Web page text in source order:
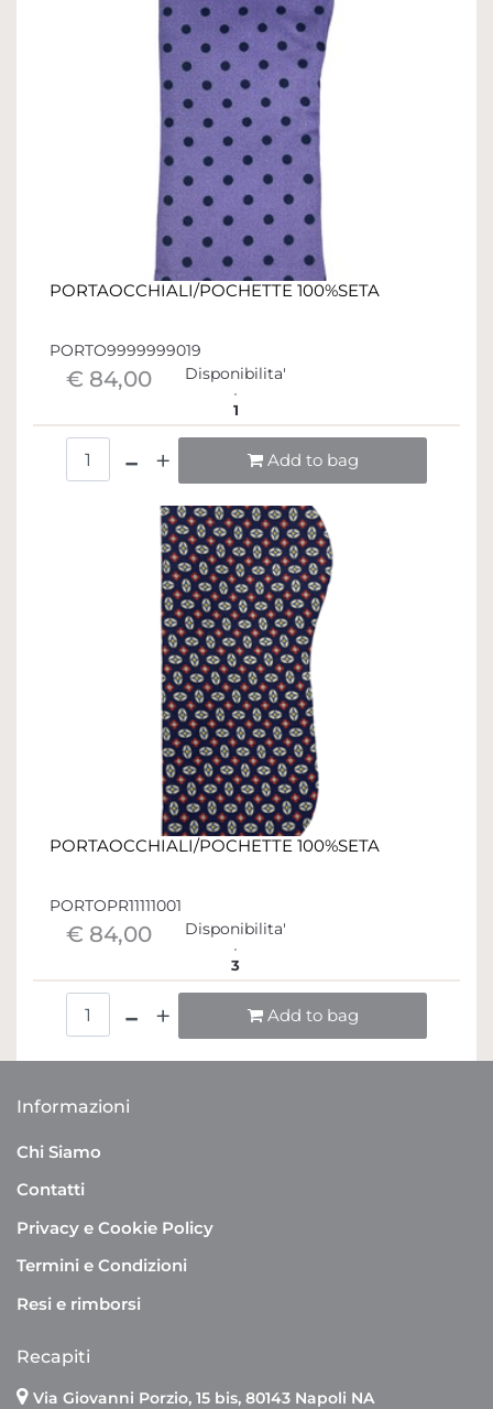
PORTAOCCHIALI/POCHETTE 100%SETA
PORTO9999999019
€ 84,00 Disponibilita'
1
Add to bag
PORTAOCCHIALI/POCHETTE 100%SETA
PORTOPR11111001
€ 84,00 Disponibilita'
3
Add to bag
Informazioni
Chi Siamo
Contatti
Privacy e Cookie Policy
Termini e Condizioni
Resi e rimborsi
Recapiti
Via Giovanni Porzio, 15 bis, 80143 Napoli NA